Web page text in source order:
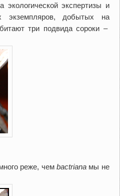
экспертизы и
экземпляров, добытых на
три подвида сороки –
реже, чемbactriana мы не